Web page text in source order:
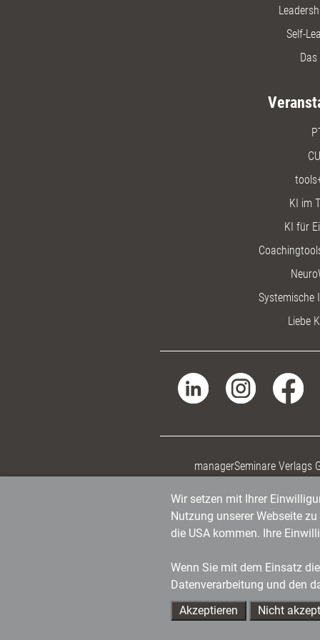
Self-
KI im
KI für
Systemische
Liebe
managerSeminare Verlags
Wir setzen mit Ihrer
Nutzung unserer Webseite
die USA kommen. Ihre
Wenn Sie mit dem Einsatz
Datenverarbeitung und den
Akzeptieren
Nicht